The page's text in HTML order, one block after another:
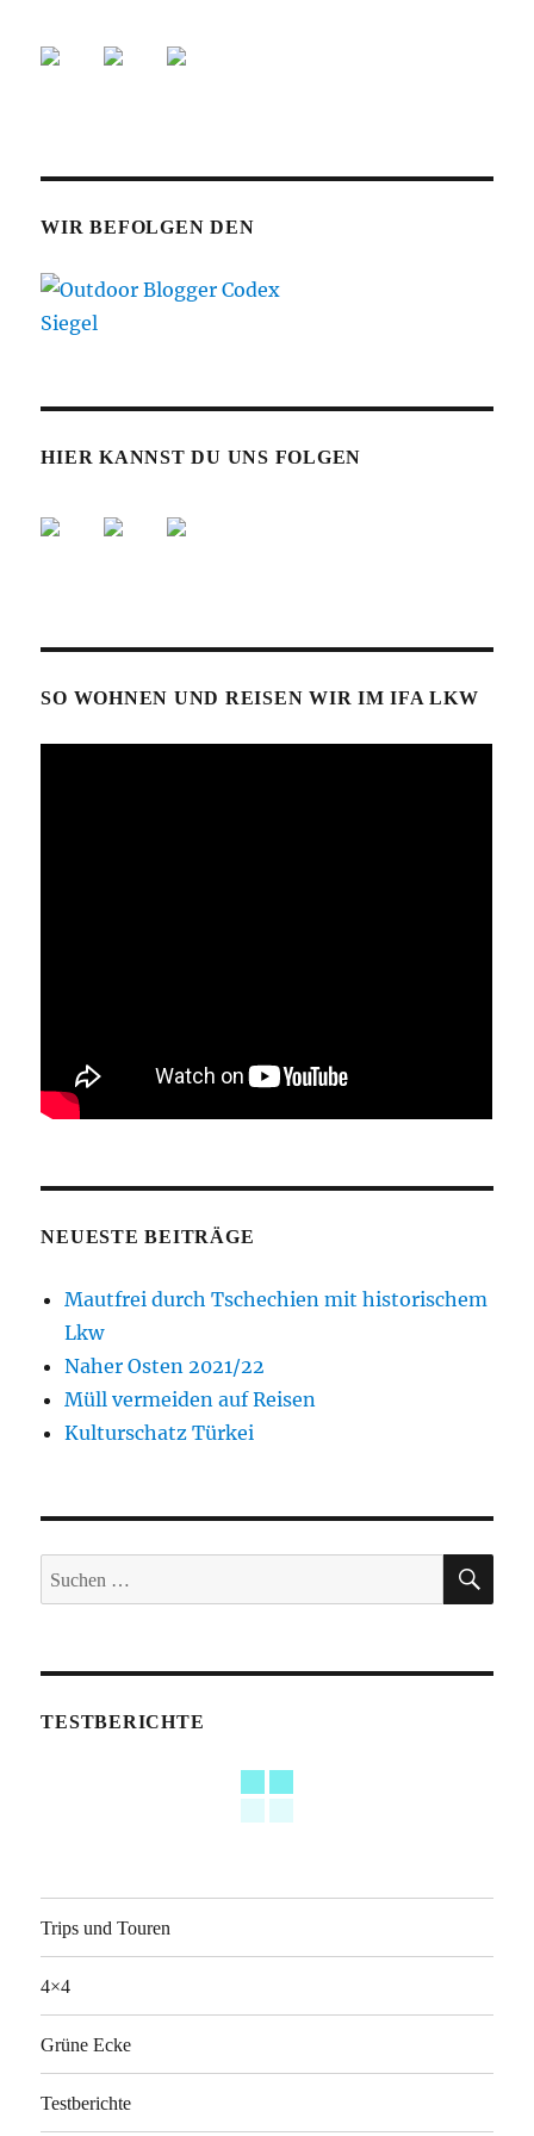
WIR BEFOLGEN DEN
HIER KANNST DU UNS FOLGEN
SO WOHNEN UND REISEN WIR IM IFA LKW
NEUESTE BEITRÄGE
Mautfrei durch Tschechien mit historischem
Lkw
Naher Osten 2021/22
Müll vermeiden auf Reisen
Kulturschatz Türkei
Suche
nach:
TESTBERICHTE
Trips und Touren
4×4
Grüne Ecke
Testberichte